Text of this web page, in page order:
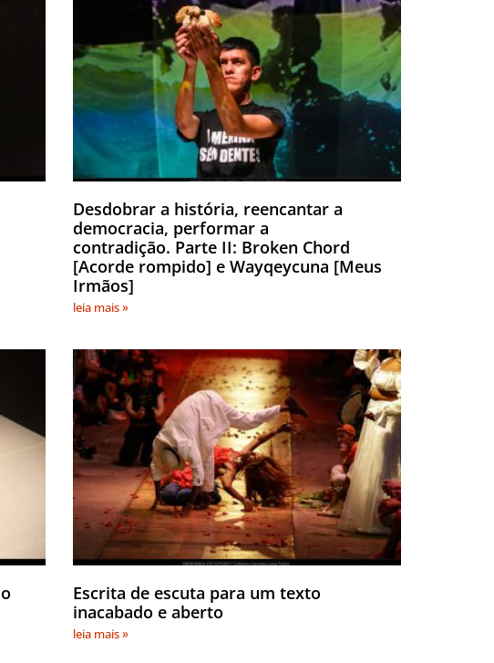
Desdobrar a história, reencantar a
democracia, performar a
contradição. Parte II: Broken Chord
[Acorde rompido] e Wayqeycuna [Meus
Irmãos]
leia mais »
Escrita de escuta para um texto
inacabado e aberto
leia mais »